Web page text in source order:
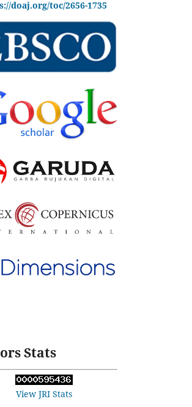
doaj.org/toc/2656-1735
Stats
View JRI Stats